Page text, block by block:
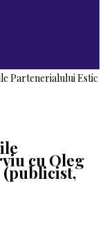
Partenerialului Estic
cu Oleg
(publicist,